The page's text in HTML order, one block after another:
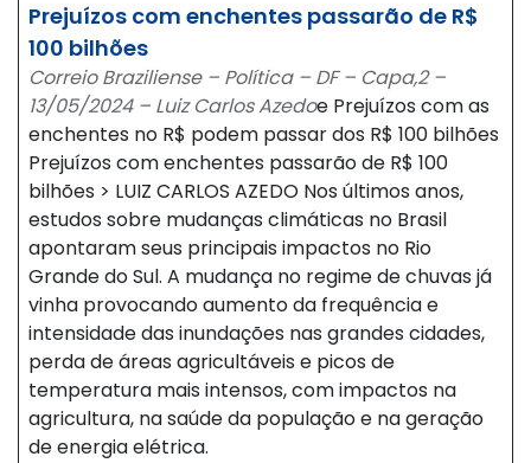
Prejuízos com enchentes passarão de R$
100 bilhões
Correio Braziliense – Política – DF – Capa,2 –
13/05/2024 – Luiz Carlos Azedoe Prejuízos com as
enchentes no R$ podem passar dos R$ 100 bilhões
Prejuízos com enchentes passarão de R$ 100
bilhões > LUIZ CARLOS AZEDO Nos últimos anos,
estudos sobre mudanças climáticas no Brasil
apontaram seus principais impactos no Rio
Grande do Sul. A mudança no regime de chuvas já
vinha provocando aumento da frequência e
intensidade das inundações nas grandes cidades,
perda de áreas agricultáveis e picos de
temperatura mais intensos, com impactos na
agricultura, na saúde da população e na geração
de energia elétrica.